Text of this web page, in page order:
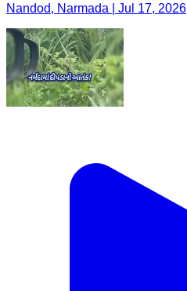
Nandod, Narmada | Jul 17, 2026